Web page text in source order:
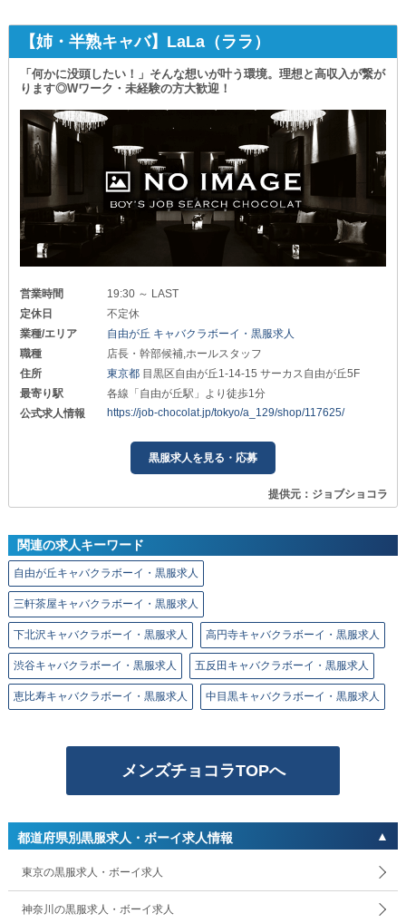
【姉・半熟キャバ】LaLa（ララ）
「何かに没頭したい！」そんな想いが叶う環境。理想と高収入が繋が
ります◎Wワーク・未経験の方大歓迎！
営業時間
19:30 ～ LAST
定休日
不定休
業種/エリア
自由が丘 キャバクラボーイ・黒服求人
職種
店長・幹部候補,ホールスタッフ
住所
東京都 目黒区自由が丘1-14-15 サーカス自由が丘5F
最寄り駅
各線「自由が丘駅」より徒歩1分
公式求人情報
https://job-chocolat.jp/tokyo/a_129/shop/117625/
黒服求人を見る・応募
提供元：ジョブショコラ
関連の求人キーワード
自由が丘キャバクラボーイ・黒服求人
三軒茶屋キャバクラボーイ・黒服求人
下北沢キャバクラボーイ・黒服求人 高円寺キャバクラボーイ・黒服求人
渋谷キャバクラボーイ・黒服求人 五反田キャバクラボーイ・黒服求人
恵比寿キャバクラボーイ・黒服求人 中目黒キャバクラボーイ・黒服求人
メンズチョコラTOPへ
都道府県別黒服求人・ボーイ求人情報
東京の黒服求人・ボーイ求人
神奈川の黒服求人・ボーイ求人